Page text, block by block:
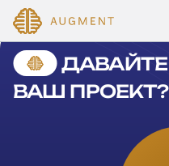
Главная
Cannot find 'services'
ВАШ ПРОЕКТ?